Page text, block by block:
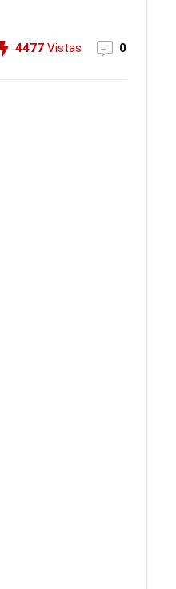
4477 Vistas 0